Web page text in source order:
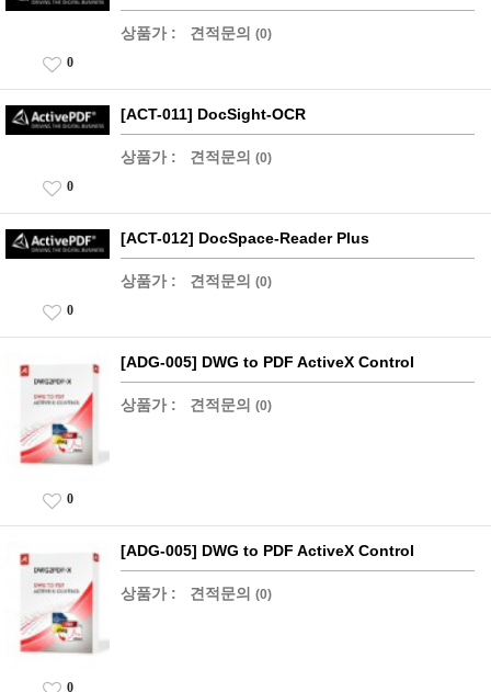
상품가 : 견적문의 (0)
0
[ACT-011] DocSight-OCR
상품가 : 견적문의 (0)
0
[ACT-012] DocSpace-Reader Plus
상품가 : 견적문의 (0)
0
[ADG-005] DWG to PDF ActiveX Control
상품가 : 견적문의 (0)
0
[ADG-005] DWG to PDF ActiveX Control
상품가 : 견적문의 (0)
0